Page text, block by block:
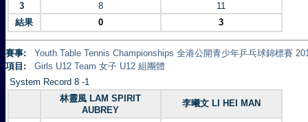
3
8
11
結果
0 3
賽事:
Youth Table Tennis Championships 全港公開青少年乒乓球錦標賽
項目:
Girls U12 Team 女子 U12 組團體
System Record 8 -1
林靈風 LAM SPIRIT
AUBREY
李曦文 LI HEI MAN